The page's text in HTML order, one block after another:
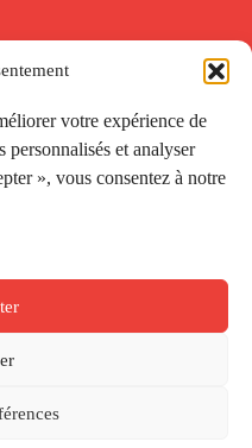
votre expérience de
et analyser
», vous consentez à notre